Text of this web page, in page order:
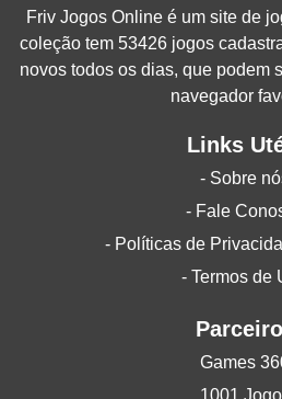
Friv Jogos Online é um site de
coleção tem 53426 jogos
novos todos os dias, que podem
navegador
Links
- Sobre
- Fale
- Políticas de
- Termos de
Games
1001